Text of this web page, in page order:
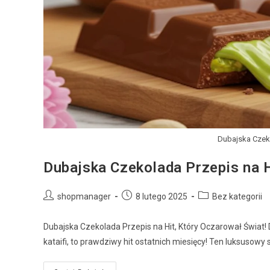
Dubajska
Dubajska Czekolada Przepis na
shopmanager 8 lutego 2025 Bez kategorii
Dubajska Czekolada Przepis na Hit, Który Oczarował
kataifi, to prawdziwy hit ostatnich miesięcy! Ten luksusowy